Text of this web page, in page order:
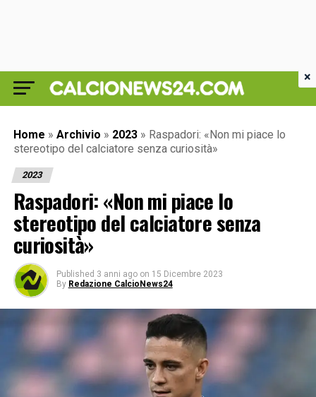
Home » Archivio » 2023 » Raspadori: «Non mi piace lo
stereotipo del calciatore senza curiosità»
2023
Raspadori: «Non mi piace lo
stereotipo del calciatore senza
curiosità»
Published 3 anni ago on 15 Dicembre 2023
By Redazione CalcioNews24
×